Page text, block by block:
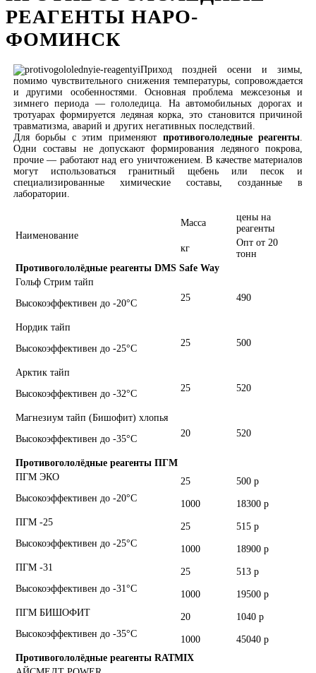
РЕАГЕНТЫ НАРО-
ФОМИНСК
Приход поздней осени и зимы,
помимо чувствительного снижения температуры, сопровождается
и другими особенностями. Основная проблема межсезонья и
зимнего периода — гололедица. На автомобильных дорогах и
тротуарах формируется ледяная корка, это становится причиной
травматизма, аварий и других негативных последствий.
Для борьбы с этим применяют противогололедные реагенты
Одни составы не допускают формирования ледяного покрова,
прочие — работают над его уничтожением. В качестве материалов
могут использоваться гранитный щебень или песок и
специализированные химические составы, созданные в
лаборатории.
Наименование
Масса
цены на
реагенты
кг
Опт от 20
тонн
Противогололёдные реагенты DMS Safe Way
Гольф Стрим тайп
Высокоэффективен до -20°С
25 490
Нордик тайп
Высокоэффективен до -25°С
25 500
Арктик тайп
Высокоэффективен до -32°С
25 520
Магнезиум тайп (Бишофит) хлопья
Высокоэффективен до -35°С
20 520
Противогололёдные реагенты ПГМ
ПГМ ЭКО
Высокоэффективен до -20°С
25 500 р
1000
18300 р
ПГМ -25
Высокоэффективен до -25°С
25 515 р
1000
18900 р
ПГМ -31
Высокоэффективен до -31°С
25 513 р
1000
19500 р
ПГМ БИШОФИТ
Высокоэффективен до -35°С
20 1040 р
1000
45040 р
Противогололёдные реагенты RATMIX